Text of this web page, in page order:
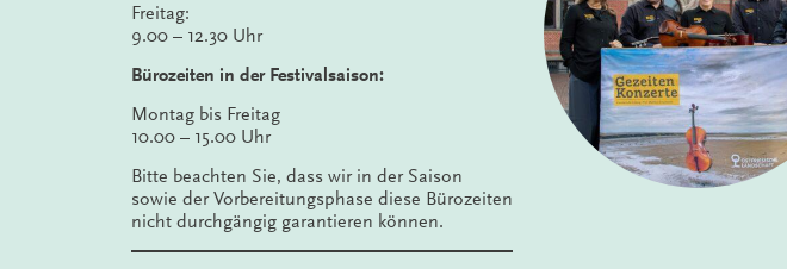
Freitag:
9.00 – 12.30 Uhr
Bürozeiten in der Festivalsaison:
Montag bis Freitag
10.00 – 15.00 Uhr
Bitte beachten Sie, dass wir in der Saison
sowie der Vorbereitungsphase diese Bürozeiten
nicht durchgängig garantieren können.